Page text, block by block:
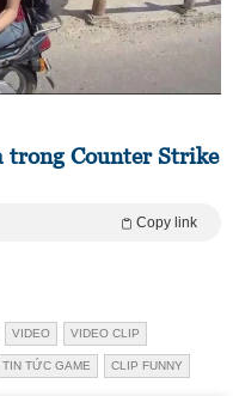
trong Counter Strike
Copy link
VIDEO VIDEO CLIP
TIN TỨC GAME CLIP FUNNY